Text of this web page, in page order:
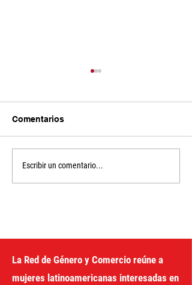
Unlocking the
Comentarios
Escribir un comentario...
La Red de Género y Comercio reúne a
mujeres latinoamericanas interesadas en